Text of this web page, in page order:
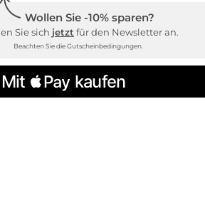
Wollen Sie -10% sparen?
Sie sich jetzt für den Newsletter an.
Beachten Sie die Gutscheinbedingungen.